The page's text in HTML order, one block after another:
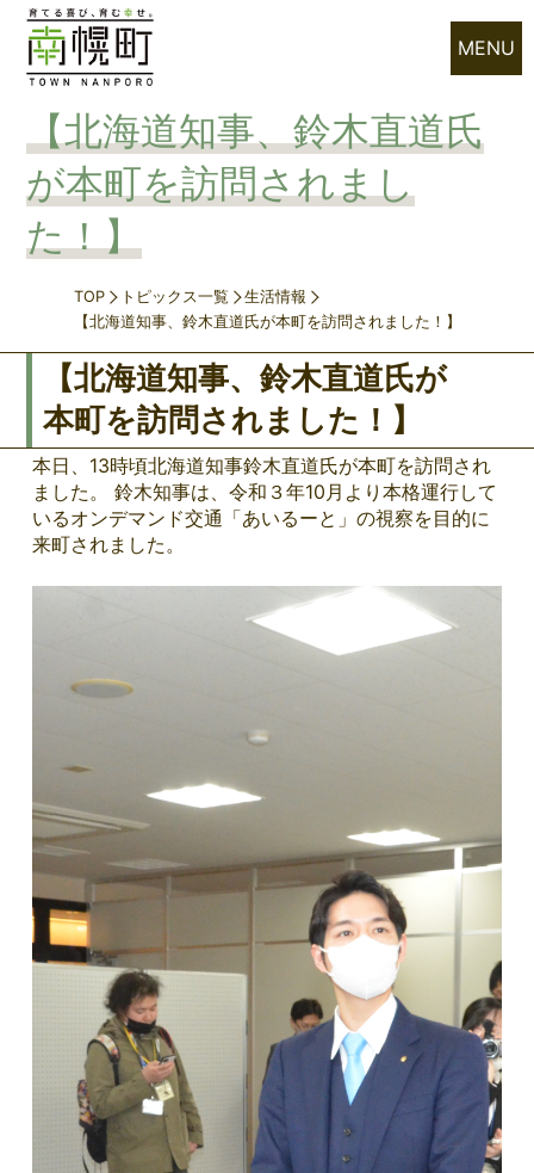
MENU
【北海道知事、鈴木直道氏
が本町を訪問されまし
た！】
TOP トピックス一覧
生活情報
【北海道知事、鈴木直道氏が本町を訪問されました！】
【北海道知事、鈴木直道氏が
本町を訪問されました！】
本日、13時頃北海道知事鈴木直道氏が本町を訪問され
ました。 鈴木知事は、令和３年10月より本格運行して
いるオンデマンド交通「あいるーと」の視察を目的に
来町されました。